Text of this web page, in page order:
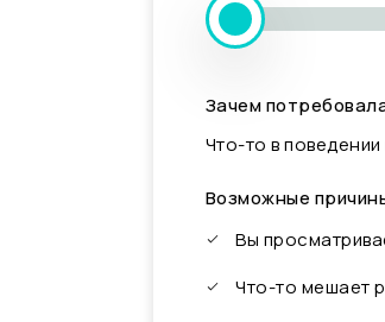
Зачем
Что-то в
Возможные
Вы
Что-то мешает